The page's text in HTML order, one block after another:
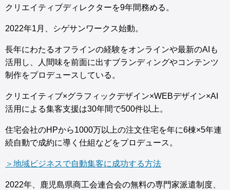
クリエイティブディレクターを9年間務める。
2022年1月、シゲサンワークス始動。
長年にわたるオフラインの経験をオンラインや最新のAIも
活用し、人間味を前面に出すブランディングやコンテンツ
制作をプロデュースしている。
クリエイティブ×グラフィックデザイン×WEBデザイン×AI
活用による集客支援は30年間で500件以上。
住宅会社のHPから1000万以上の注文住宅を年に6棟×5年連
続自動で成約に導く仕組などをプロデュース。
＞地域ビジネスで自動集客に成功する方法
2022年、鹿児島県商工会連合会の無料の専門家派遣制度、